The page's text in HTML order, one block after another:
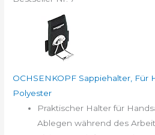
OCHSENKOPF Sappiehalter, Für
Polyester
Praktischer Halter für
Ablegen während des